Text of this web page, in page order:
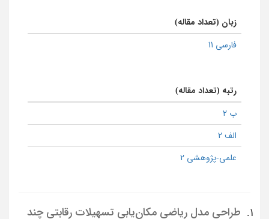
زبان (تعداد مقاله)
فارسی 11
رتبه (تعداد مقاله)
ب 2
الف 2
علمی-پژوهشی 2
1.
طراحی مدل ریاضی مکان‌یابی تسهیلات رقابتی چند